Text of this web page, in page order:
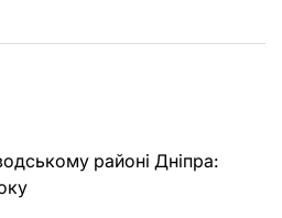
районі Дніпра: